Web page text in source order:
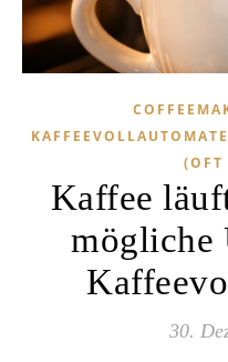
(OFT
Kaffee
mögliche
30.